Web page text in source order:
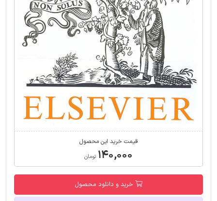
قیمت خرید این محصول
۱۴۰,۰۰۰ تومان
خرید و دانلود محصول